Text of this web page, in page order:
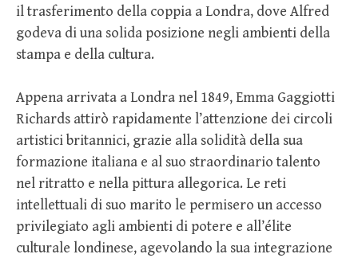
il trasferimento della coppia a Londra, dove Alfred
godeva di una solida posizione negli ambienti della
stampa e della cultura.
Appena arrivata a Londra nel 1849, Emma Gaggiotti
Richards attirò rapidamente l’attenzione dei circoli
artistici britannici, grazie alla solidità della sua
formazione italiana e al suo straordinario talento
nel ritratto e nella pittura allegorica. Le reti
intellettuali di suo marito le permisero un accesso
privilegiato agli ambienti di potere e all’élite
culturale londinese, agevolando la sua integrazione